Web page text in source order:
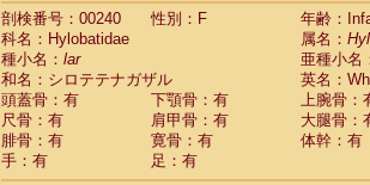
剖検番号：00240
性別：F
年齢：
科名：Hylobatidae
属名：
種小名： lar
亜種小名
和名：シロテテナガザル
英名：
頭蓋骨：有
下顎骨：有
上腕骨：
尺骨：有
肩甲骨：有
大腿骨：
腓骨：有
寛骨：有
体幹：有
手：有
足：有